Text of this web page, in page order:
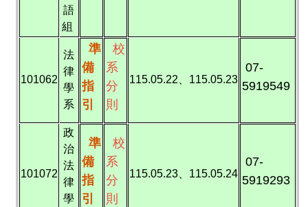
語
組
101062
法
律
學
系
準
備
指
引
校
系
分
則
115.05.22、115.05.23
07-
5919549
101072
政
治
法
律
學
準
備
指
引
校
系
分
則
115.05.23、115.05.24
07-
5919293